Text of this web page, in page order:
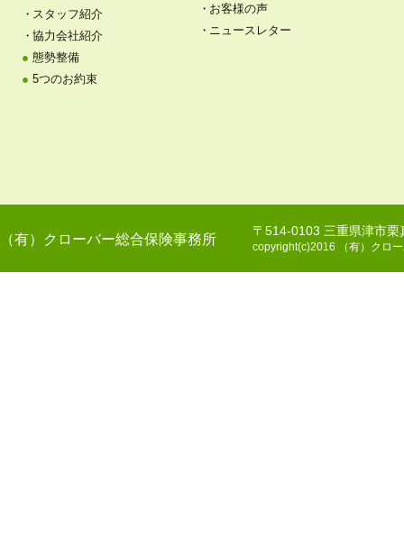
スタッフ紹介
協力会社紹介
態勢整備
5つのお約束
お客様の声
ニュースレター
（有）クローバー総合保険事務所
〒514-0103 三重県津市
copyright(c)2016 （有）クロ